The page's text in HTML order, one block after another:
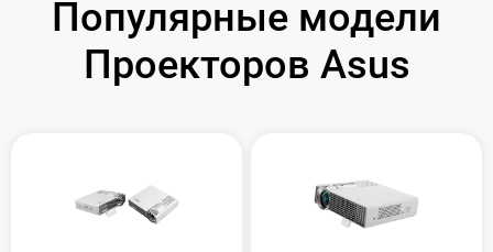
Популярные модели
Проекторов Asus